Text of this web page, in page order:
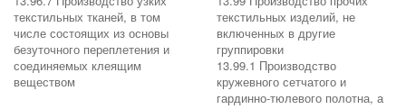
текстильных тканей, в том
числе состоящих из основы
безуточного переплетения и
соединяемых клеящим
веществом
текстильных изделий, не
включенных в другие
группировки
13.99.1 Производство
кружевного сетчатого и
гардинно-тюлевого полотна, а